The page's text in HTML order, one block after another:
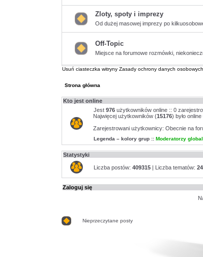
postów
ma
postów
Zloty, spoty i imprezy
Od dużej masowej imprezy po
nieprzeczytanych
Off-Topic
Miejsce na forumowe rozmówki,
Usuń ciasteczka witryny Zasady ochrony danych osobowych
Strona główna
Kto jest online
Jest 976użytkowników online :: 0
Najwięcej użytkowników (15176) było
Zarejestrowani użytkownicy: Obecnie na
Legenda – kolory grup :: Moderatorzy
Statystyki
Liczba postów: 409315| Liczba tematów:
Zaloguj się
Nieprzeczytane posty